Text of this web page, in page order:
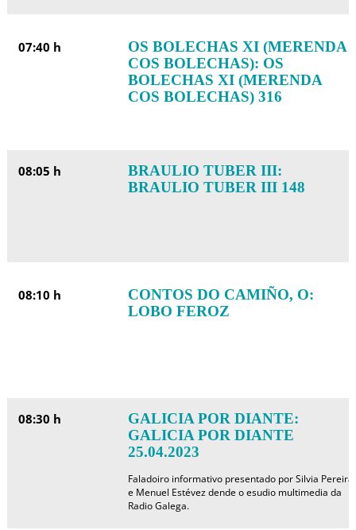
07:40 h
OS BOLECHAS XI (MERENDA
COS BOLECHAS): OS
BOLECHAS XI (MERENDA
COS BOLECHAS) 316
08:05 h
BRAULIO TUBER III:
BRAULIO TUBER III 148
08:10 h
CONTOS DO CAMIÑO, O:
LOBO FEROZ
08:30 h
GALICIA POR DIANTE:
GALICIA POR DIANTE
25.04.2023
Faladoiro informativo presentado por Silvia Pereira
e Menuel Estévez dende o esudio multimedia da
Radio Galega.